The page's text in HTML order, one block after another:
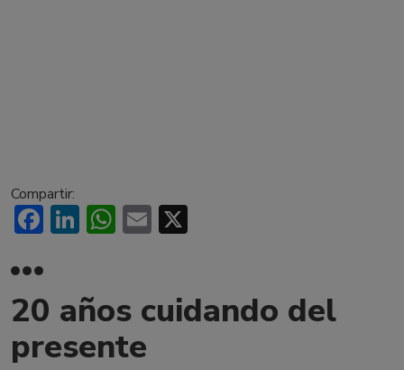
Compartir:
Facebook
LinkedIn
WhatsApp
Email
20 años cuidando del
presente